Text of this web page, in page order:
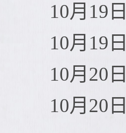
10月19
10月19
10月20
10月20